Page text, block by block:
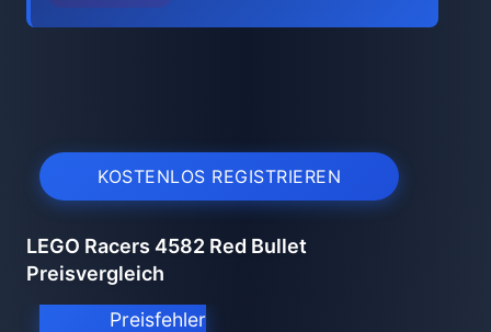
KOSTENLOS REGISTRIEREN
LEGO Racers 4582 Red Bullet
Preisvergleich
Preisfehler